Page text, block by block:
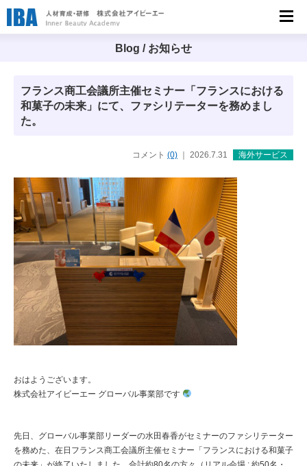
人材育成・研修 株式会社アイビーエー
Blog / お知らせ
フランス商工会議所主催セミナー「フランスにおける
和菓子の未来」にて、ファシリテーターを務めまし
た。
コメント (0) ｜ 2026.7.31 海外サービス
おはようございます。
株式会社アイビーエー グローバル事業部です
先日、グローバル事業部リーダーの水田春香がセミナーのファシリテーター
を務めた、在日フランス商工会議所主催セミナー「フランスにおける和菓子